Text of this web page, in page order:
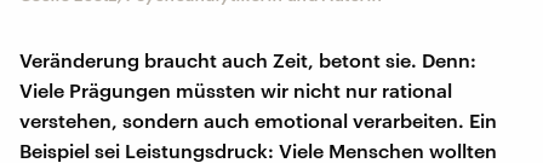
Veränderung braucht auch Zeit, betont sie. Denn:
Viele Prägungen müssten wir nicht nur rational
verstehen, sondern auch emotional verarbeiten. Ein
Beispiel sei Leistungsdruck: Viele Menschen wollten